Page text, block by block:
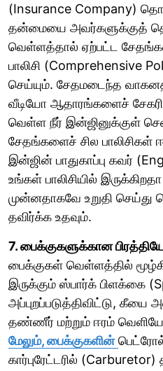
(Insurance Company)
தன்மையை அவர்களுக்குத்
வெள்ளத்தால் ஏற்பட்ட
பாலிசி (Comprehensive
செய்யும். சேதமடைந்த
வீடியோ ஆதாரங்களைச்
வெள்ள நீர் இன்ஜினுக்குள்
சேதங்களைச் சில
இன்ஜின் பாதுகாப்பு கவர்
உங்கள் பாலிசியில்
முன்னதாகவே உறுதி
தவிர்க்க உதவும்.
7. பைக்குகளுக்கான
பைக்குகள் வெள்ளத்தில்
இருக்கும் ஸ்பார்க் பிளக்கை
அப்புறப்படுத்திவிட்டு,
தண்ணீர் மற்றும் ஈரம்
மேலும், பைக்குகளின்
கார்புரேட்டரில்